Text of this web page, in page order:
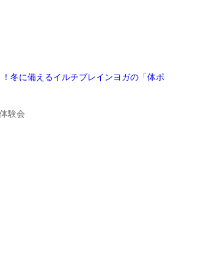
冬に備えるイルチブレインヨガの「体ポ
験会